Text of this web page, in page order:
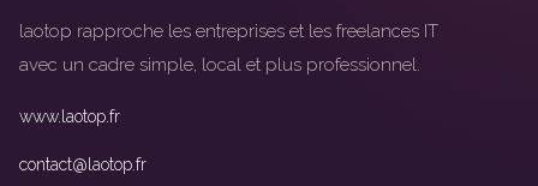
laotop rapproche les entreprises et les freelances IT
avec un cadre simple, local et plus professionnel.
www.laotop.fr
contact@laotop.fr